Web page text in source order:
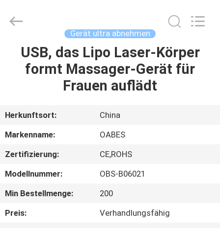
HAUS
PRODUKTE
ÜBER
UNS
FABRIK-
AUSFLUG
QUALITÄTSKONTROLLE
2021
Gerät ultra abnehmen
USB, das Lipo Laser-Körper
formt Massager-Gerät für
Frauen auflädt
Herkunftsort:
China
Markenname:
OABES
Zertifizierung:
CE,ROHS
Modellnummer:
OBS-B06021
Min Bestellmenge:
200
Preis:
Verhandlungsfähig